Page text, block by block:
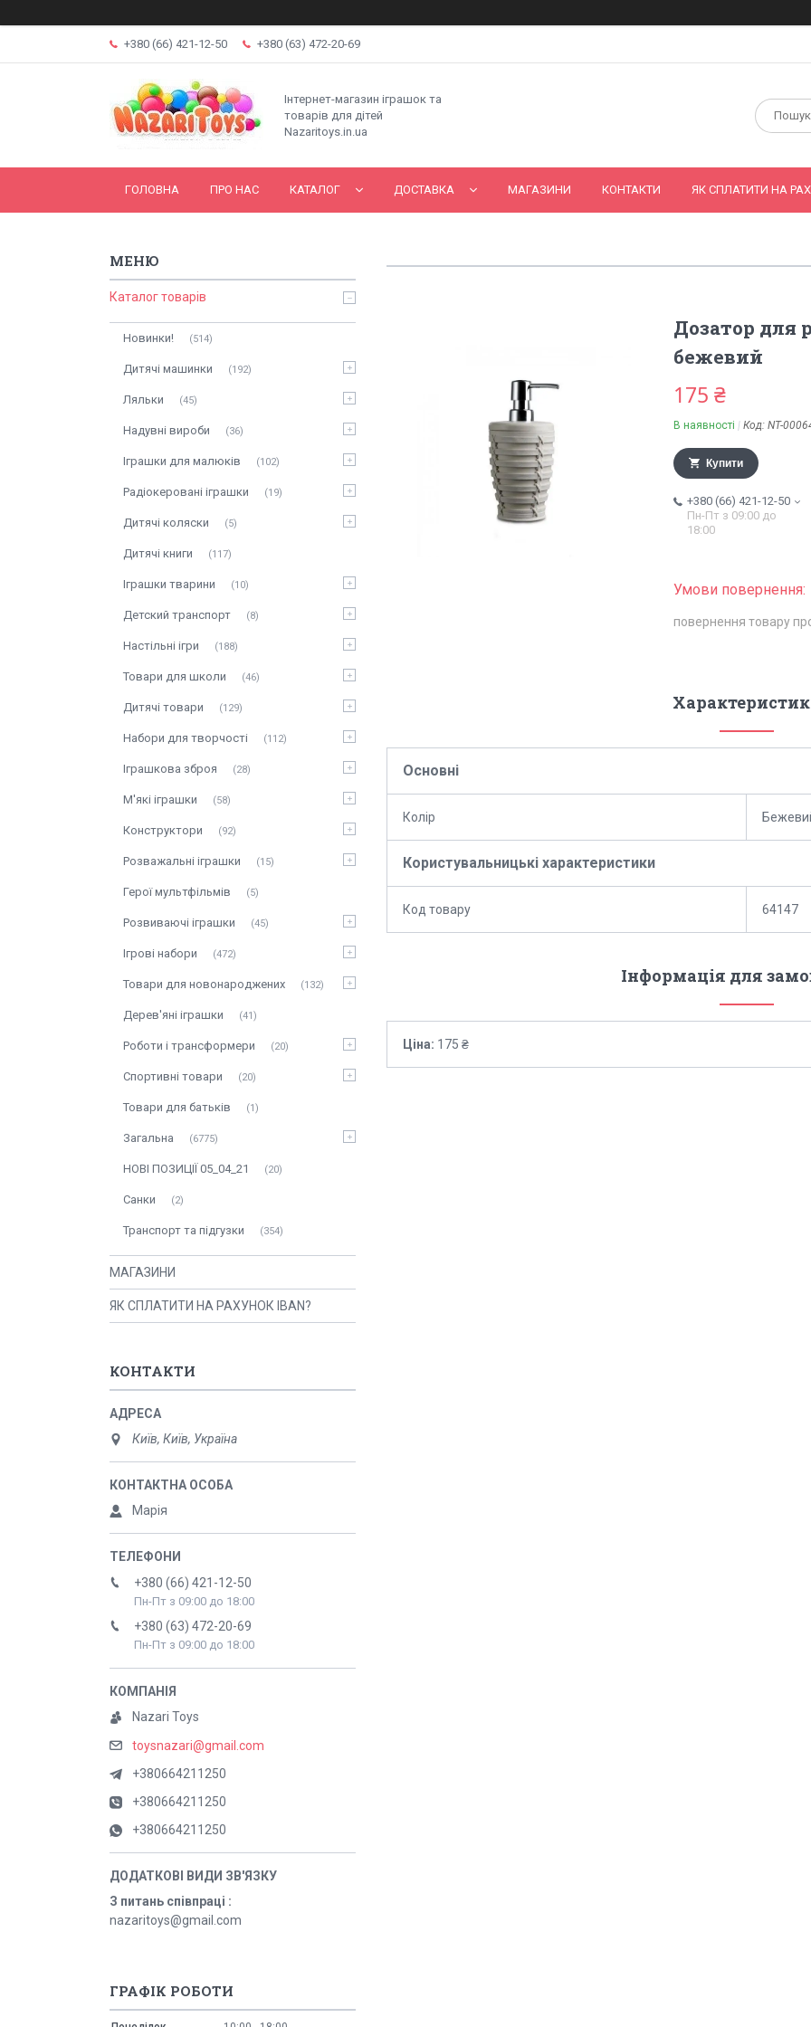
+380 (66) 421-12-50 +380 (63) 472-20-69
Інтернет-магазин іграшок та
товарів для дітей
Nazaritoys.in.ua
ГОЛОВНА ПРО НАС КАТАЛОГ ДОСТАВКА МАГАЗИНИ КОНТАКТИ ЯК СПЛАТИТИ НА
Дозатор для
бежевий
175 ₴
В наявності Код: NT-
Купити
+380 (66) 421-12-50
Пн-Пт з 09:00 до
18:00
повернення товару
Основні
Колір
Користувальницькі характеристики
Код товару 64147
Інформація для
Ціна: 175 ₴
Каталог товарів
Новинки! 514
Дитячі машинки 192
Ляльки 45
Надувні вироби 36
Іграшки для малюків 102
Радіокеровані іграшки 19
Дитячі коляски 5
Дитячі книги 117
Іграшки тварини 10
Детский транспорт 8
Настільні ігри 188
Товари для школи 46
Дитячі товари 129
Набори для творчості 112
Іграшкова зброя 28
М'які іграшки 58
Конструктори 92
Розважальні іграшки 15
Герої мультфільмів 5
Розвиваючі іграшки 45
Ігрові набори 472
Товари для новонароджених 132
Дерев'яні іграшки 41
Роботи і трансформери 20
Спортивні товари 20
Товари для батьків 1
Загальна 6775
НОВІ ПОЗИЦІЇ 05_04_21 20
Санки 2
Транспорт та підгузки 354
МАГАЗИНИ
ЯК СПЛАТИТИ НА РАХУНОК IBAN?
КОНТАКТИ
Київ, Київ, Україна
Марія
+380 (66) 421-12-50
Пн-Пт з 09:00 до 18:00
+380 (63) 472-20-69
Пн-Пт з 09:00 до 18:00
Nazari Toys
toysnazari@gmail.com
+380664211250
+380664211250
+380664211250
З питань співпраці
nazaritoys@gmail.com
ГРАФІК РОБОТИ